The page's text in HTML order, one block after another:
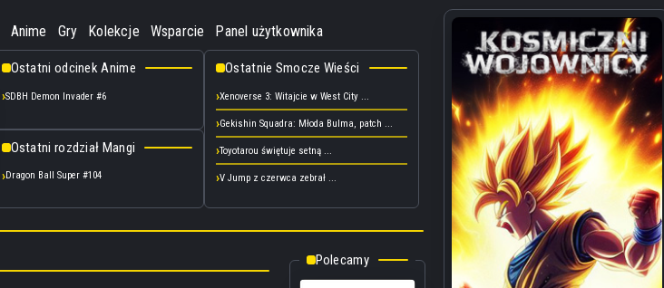
Anime Gry Kolekcje Wsparcie Panel użytkownika
Ostatni odcinek Anime
SDBH Demon Invader #6
Ostatni rozdział Mangi
Dragon Ball Super #104
Ostatnie Smocze Wieści
Xenoverse 3: Witajcie w West City ...
Gekishin Squadra: Młoda Bulma, patch ...
Toyotarou świętuje setną ...
V Jump z czerwca zebrał ...
Polecamy